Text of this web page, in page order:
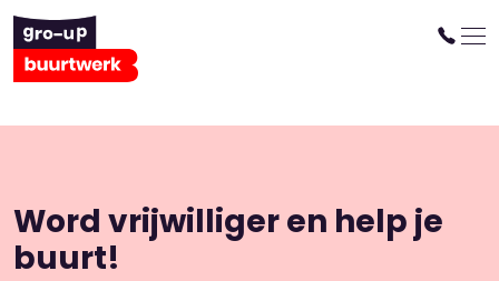
Word vrijwilliger en help je
buurt!